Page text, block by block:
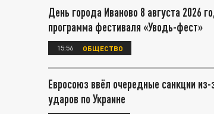
День города Иваново 8 августа 2026
программа фестиваля «Уводь-фест»
15:56 ОБЩЕСТВО
Евросоюз ввёл очередные санкции
ударов по Украине